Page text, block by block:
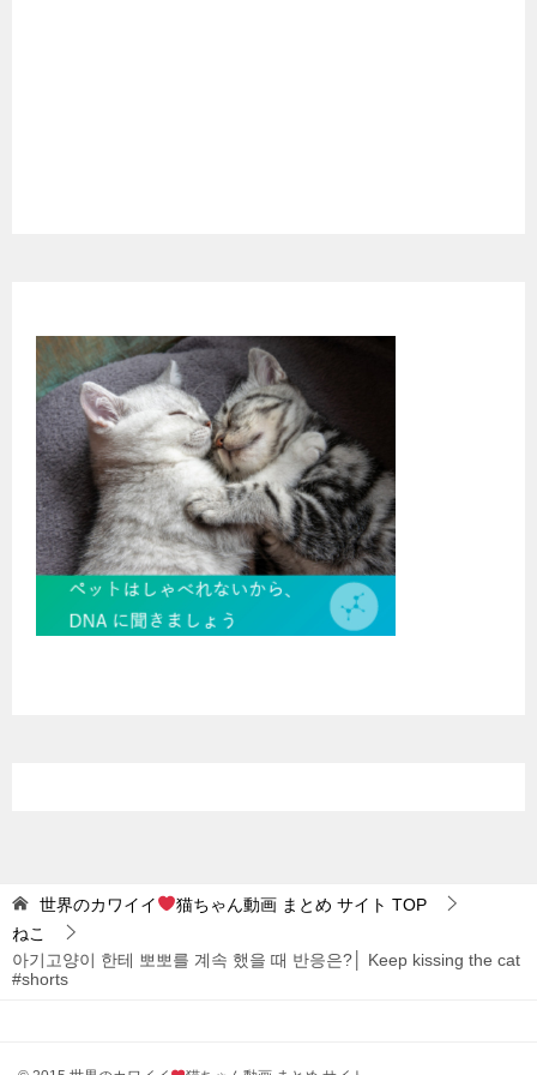
世界のカワイイ 猫ちゃん動画 まとめ サイト TOP
ねこ
아기고양이 한테 뽀뽀를 계속 했을 때 반응은?│ Keep kissing the cat
#shorts